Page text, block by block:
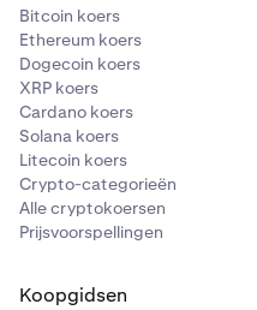
Bitcoin koers
Ethereum koers
Dogecoin koers
XRP koers
Cardano koers
Solana koers
Litecoin koers
Crypto-categorieën
Alle cryptokoersen
Prijsvoorspellingen
Koopgidsen